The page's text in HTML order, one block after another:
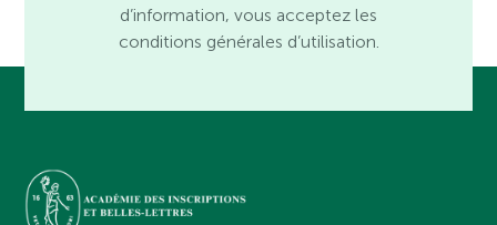
d’information, vous acceptez les
conditions générales d’utilisation.